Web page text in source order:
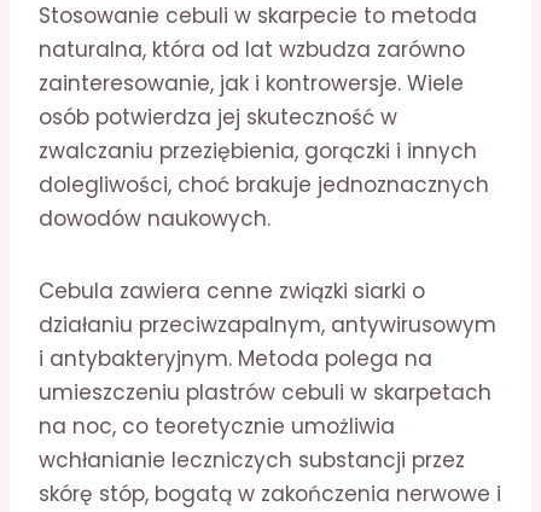
Stosowanie cebuli w skarpecie to metoda
naturalna, która od lat wzbudza zarówno
zainteresowanie, jak i kontrowersje. Wiele
osób potwierdza jej skuteczność w
zwalczaniu przeziębienia, gorączki i innych
dolegliwości, choć brakuje jednoznacznych
dowodów naukowych.
Cebula zawiera cenne związki siarki o
działaniu przeciwzapalnym, antywirusowym
i antybakteryjnym. Metoda polega na
umieszczeniu plastrów cebuli w skarpetach
na noc, co teoretycznie umożliwia
wchłanianie leczniczych substancji przez
skórę stóp, bogatą w zakończenia nerwowe i